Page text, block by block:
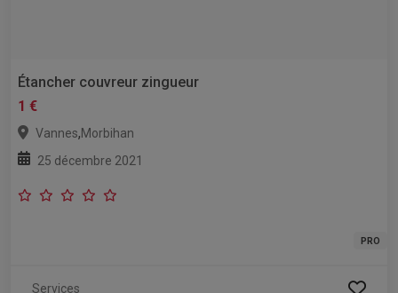
Étancher couvreur zingueur
1 €
Vannes,Morbihan
25 décembre 2021
PRO
Services